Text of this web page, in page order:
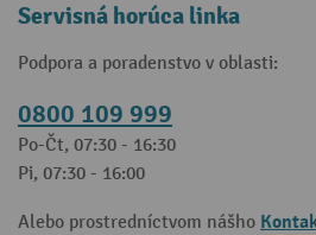
Servisná horúca linka
Podpora a poradenstvo v oblasti:
0800 109 999
Po-Čt, 07:30 - 16:30
Pi, 07:30 - 16:00
Alebo prostredníctvom nášho